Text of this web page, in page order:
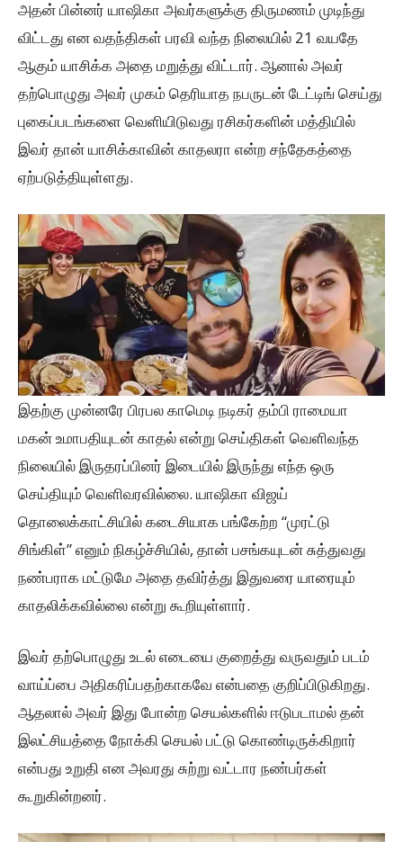
அதன் பின்னர் யாஷிகா அவர்களுக்கு திருமணம் முடிந்து
விட்டது என வதந்திகள் பரவி வந்த நிலையில் 21 வயதே
ஆகும் யாசிக்க அதை மறுத்து விட்டார். ஆனால் அவர்
தற்பொழுது அவர் முகம் தெரியாத நபருடன் டேட்டிங் செய்து
புகைப்படங்களை வெளியிடுவது ரசிகர்களின் மத்தியில்
இவர் தான் யாசிக்காவின் காதலரா என்ற சந்தேகத்தை
ஏற்படுத்தியுள்ளது.
இதற்கு முன்னரே பிரபல காமெடி நடிகர் தம்பி ராமையா
மகன் உமாபதியுடன் காதல் என்று செய்திகள் வெளிவந்த
நிலையில் இருதரப்பினர் இடையில் இருந்து எந்த ஒரு
செய்தியும் வெளிவரவில்லை. யாஷிகா விஜய்
தொலைக்காட்சியில் கடைசியாக பங்கேற்ற “முரட்டு
சிங்கிள்” எனும் நிகழ்ச்சியில், தான் பசங்கயுடன் சுத்துவது
நண்பராக மட்டுமே அதை தவிர்த்து இதுவரை யாரையும்
காதலிக்கவில்லை என்று கூறியுள்ளார்.
இவர் தற்பொழுது உடல் எடையை குறைத்து வருவதும் படம்
வாய்ப்பை அதிகரிப்பதற்காகவே என்பதை குறிப்பிடுகிறது.
ஆதலால் அவர் இது போன்ற செயல்களில் ஈடுபடாமல் தன்
இலட்சியத்தை நோக்கி செயல் பட்டு கொண்டிருக்கிறார்
என்பது உறுதி என அவரது சுற்று வட்டார நண்பர்கள்
கூறுகின்றனர்.